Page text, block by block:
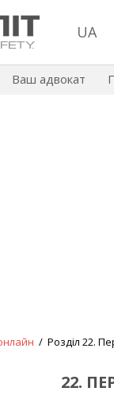
UA
Ваш адвокат
/ Розділ 22.
22.